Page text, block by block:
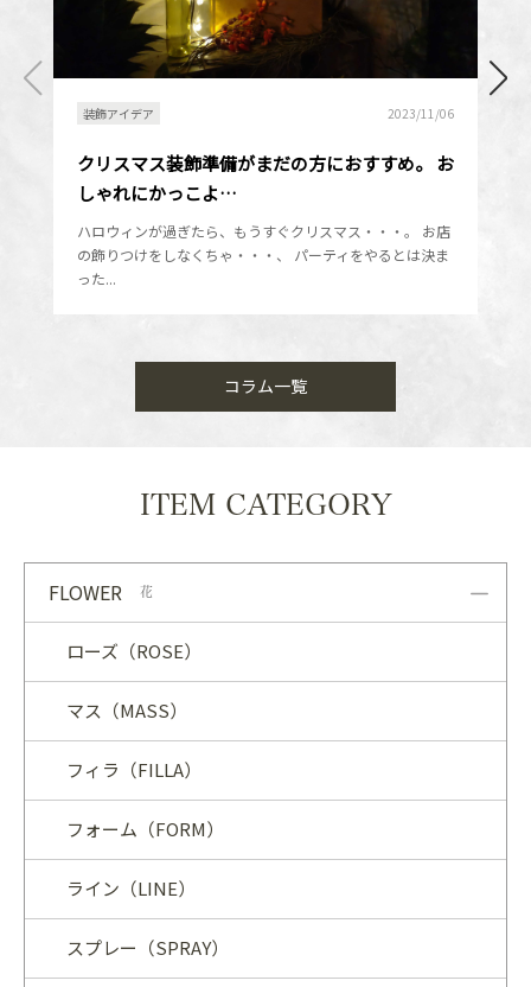
装飾アイデア 2023/11/06
クリスマス装飾準備がまだの方におすすめ。 お
しゃれにかっこよ…
ハロウィンが過ぎたら、もうすぐクリスマス・・・。 お店
の飾りつけをしなくちゃ・・・、 パーティをやるとは決ま
った...
コラム一覧
ITEM CATEGORY
FLOWER 花
ローズ（ROSE）
マス（MASS）
フィラ（FILLA）
フォーム（FORM）
ライン（LINE）
スプレー（SPRAY）